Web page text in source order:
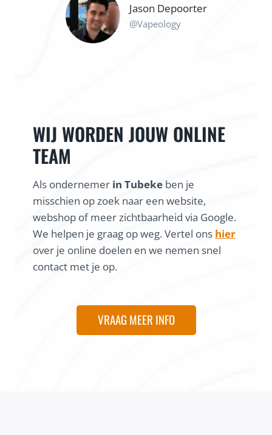
WIJ WORDEN JOUW ONLINE
TEAM
Als ondernemer in Tubeke ben je
misschien op zoek naar een website,
webshop of meer zichtbaarheid via Google.
We helpen je graag op weg. Vertel ons hier
over je online doelen en we nemen snel
contact met je op.
VRAAG MEER INFO